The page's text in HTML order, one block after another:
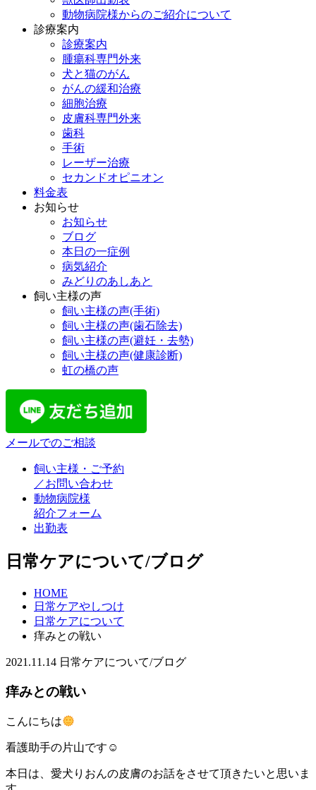
動物病院様からのご紹介について
診療案内
診療案内
腫瘍科専門外来
犬と猫のがん
がんの緩和治療
細胞治療
皮膚科専門外来
歯科
手術
レーザー治療
セカンドオピニオン
料金表
お知らせ
お知らせ
ブログ
本日の一症例
病気紹介
みどりのあしあと
飼い主様の声
飼い主様の声(手術)
飼い主様の声(歯石除去)
飼い主様の声(避妊・去勢)
飼い主様の声(健康診断)
虹の橋の声
メールでのご相談
飼い主様・ご予約
／お問い合わせ
動物病院様
紹介フォーム
出勤表
日常ケアについて/ブログ
HOME
日常ケアやしつけ
日常ケアについて
痒みとの戦い
2021.11.14 日常ケアについて/ブログ
痒みとの戦い
こんにちは
看護助手の片山です ☺︎
本日は、愛犬りおんの皮膚のお話をさせて頂きたいと思いま